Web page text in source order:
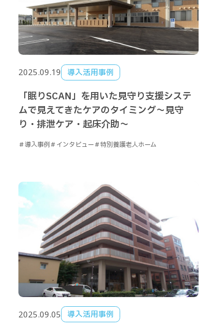
2025.09.19 導入活用事例
「眠りSCAN」を用いた見守り支援システ
ムで見えてきたケアのタイミング～見守
り・排泄ケア・起床介助～
＃導入事例＃インタビュー＃特別養護老人ホーム
2025.09.05 導入活用事例